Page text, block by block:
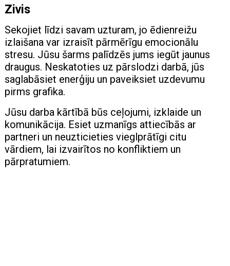
Zivis
Sekojiet līdzi savam uzturam, jo ​​ēdienreižu
izlaišana var izraisīt pārmērīgu emocionālu
stresu. Jūsu šarms palīdzēs jums iegūt jaunus
draugus. Neskatoties uz pārslodzi darbā, jūs
saglabāsiet enerģiju un paveiksiet uzdevumu
pirms grafika.
Jūsu darba kārtībā būs ceļojumi, izklaide un
komunikācija. Esiet uzmanīgs attiecībās ar
partneri un neuzticieties vieglprātīgi citu
vārdiem, lai izvairītos no konfliktiem un
pārpratumiem.